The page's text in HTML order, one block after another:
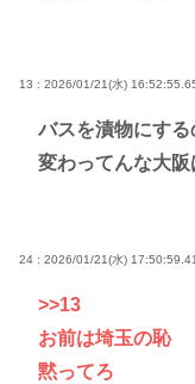
13 : 2026/01/21(水)
バスを漬物にする
変わってんな大阪
24 : 2026/01/21(水) 17:50:59.41
>>13
お前は埼玉の恥
黙ってろ